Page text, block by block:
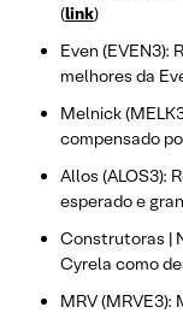
(link)
Even (EVEN3):
melhores da
Melnick
compensado
Allos (ALOS3):
esperado e
Construtoras |
Cyrela como
MRV (MRVE3):